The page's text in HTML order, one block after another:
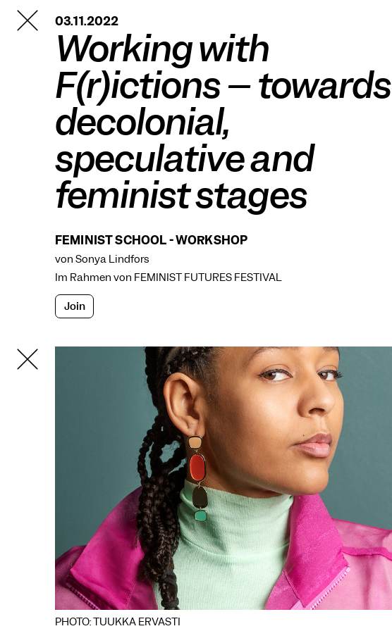
TANZFABRIK
BERLIN03.11.2022
Working with
F(r)ictions – towards
decolonial,
speculative and
feminist stages
FEMINIST SCHOOL - WORKSHOP
von Sonya Lindfors
Im Rahmen von FEMINIST FUTURES FESTIVAL
Join
PHOTO: TUUKKA ERVASTI
COOKIE-EINSTELLUNGEN
Wir verwenden Cookies und Inhalte externer Anbieter auf
unserer Website. Notwendige Cookies sind essenziell, damit
Sie die Website nutzen können. Andere Cookies helfen uns,
die Website weiterzuentwickeln. Sie können Ihre Einwilligung
jederzeit widerrufen. Bitte besuchen Sie unsere
Datenschutzerklärung für weitere Informationen. Unten
können Sie auswählen, welche Technologien Sie zulassen
möchten.
Notwendige Cookies